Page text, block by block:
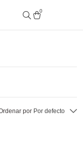
0
por Por defecto